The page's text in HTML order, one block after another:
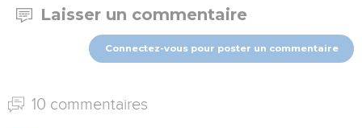
Laisser un commentaire
Connectez-vous pour poster un commentaire
10 commentaires